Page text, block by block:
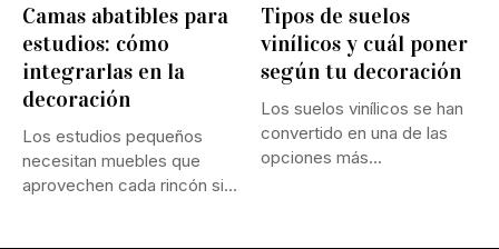
Camas abatibles para
estudios: cómo
integrarlas en la
decoración
Los estudios pequeños
necesitan muebles que
aprovechen cada rincón sin
Tipos de suelos
vinílicos y cuál poner
según tu decoración
Los suelos vinílicos se han
convertido en una de las
opciones más...